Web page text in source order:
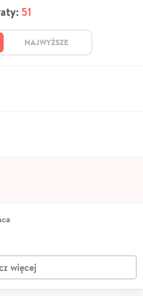
51
NAJWYŻSZE
więcej